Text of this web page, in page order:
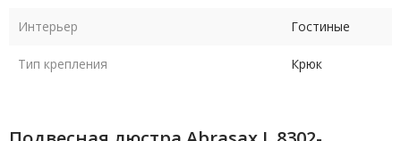
Интерьер Гостиные
Тип крепления Крюк